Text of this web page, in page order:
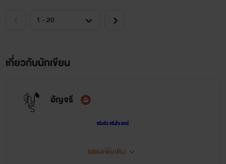
เกี่ยวกับนักเขียน
อัญจรี
จริงจัง จริงใจ แคร์
แสดงเพิ่มเติม